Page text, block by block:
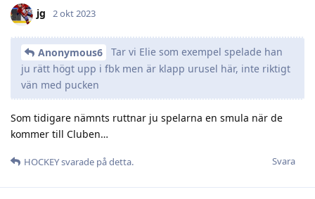
jg 2 okt 2023
Anonymous6
Tar vi Elie som exempel spelade han
ju rätt högt upp i fbk men är klapp urusel här, inte riktigt
vän med pucken
Som tidigare nämnts ruttnar ju spelarna en smula när de
kommer till Cluben…
Svara
HOCKEYsvarade på detta.